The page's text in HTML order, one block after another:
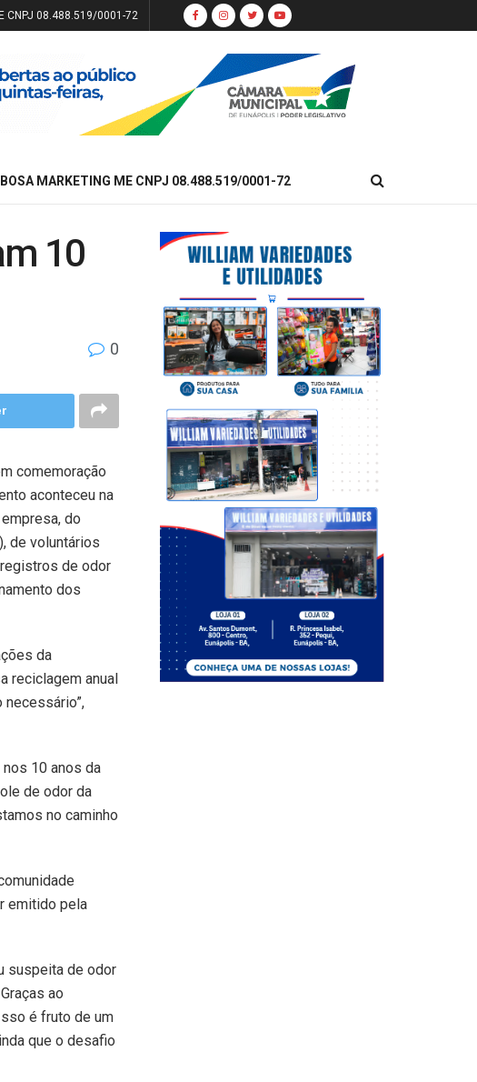
CNPJ 08.488.519/0001-72
MARKETING ME CNPJ 08.488.519/0001-72
10
0
comemoração
aconteceu na
do
de voluntários
de odor
dos
da
reciclagem anual
necessário”,
10 anos da
de odor da
no caminho
emitido pela
suspeita de odor
ao
é fruto de um
que o desafio